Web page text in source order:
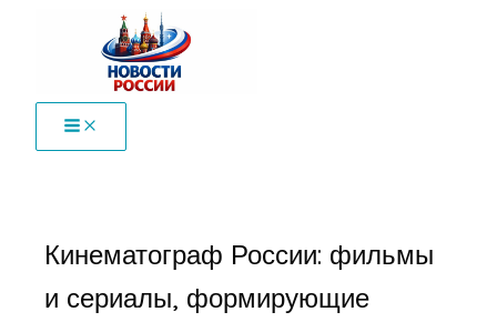
содержимому
Кинематограф России: фильмы
и сериалы, формирующие